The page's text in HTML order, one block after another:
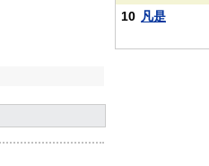
10 凡是